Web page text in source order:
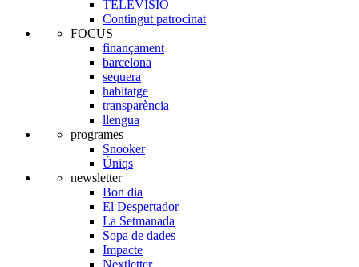
TELEVISIÓ
Contingut patrocinat
FOCUS
finançament
barcelona
sequera
habitatge
transparència
llengua
programes
Snooker
Úniqs
newsletter
Bon dia
El Despertador
La Setmanada
Sopa de dades
Impacte
Nextletter